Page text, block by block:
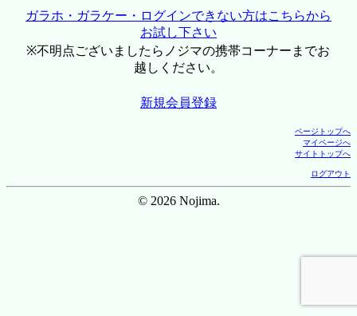
ガラホ・ガラケー・ログインできない方はこちらから
お試し下さい
※不明点ございましたらノジマの携帯コーナーまでお
越しください。
新規会員登録
ページトップへ
マイページへ
サイトトップへ
ログアウト
© 2026 Nojima.